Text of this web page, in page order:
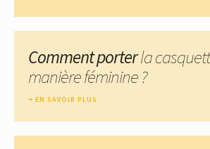
Comment porterla
manière féminine ?
EN SAVOIR PLUS